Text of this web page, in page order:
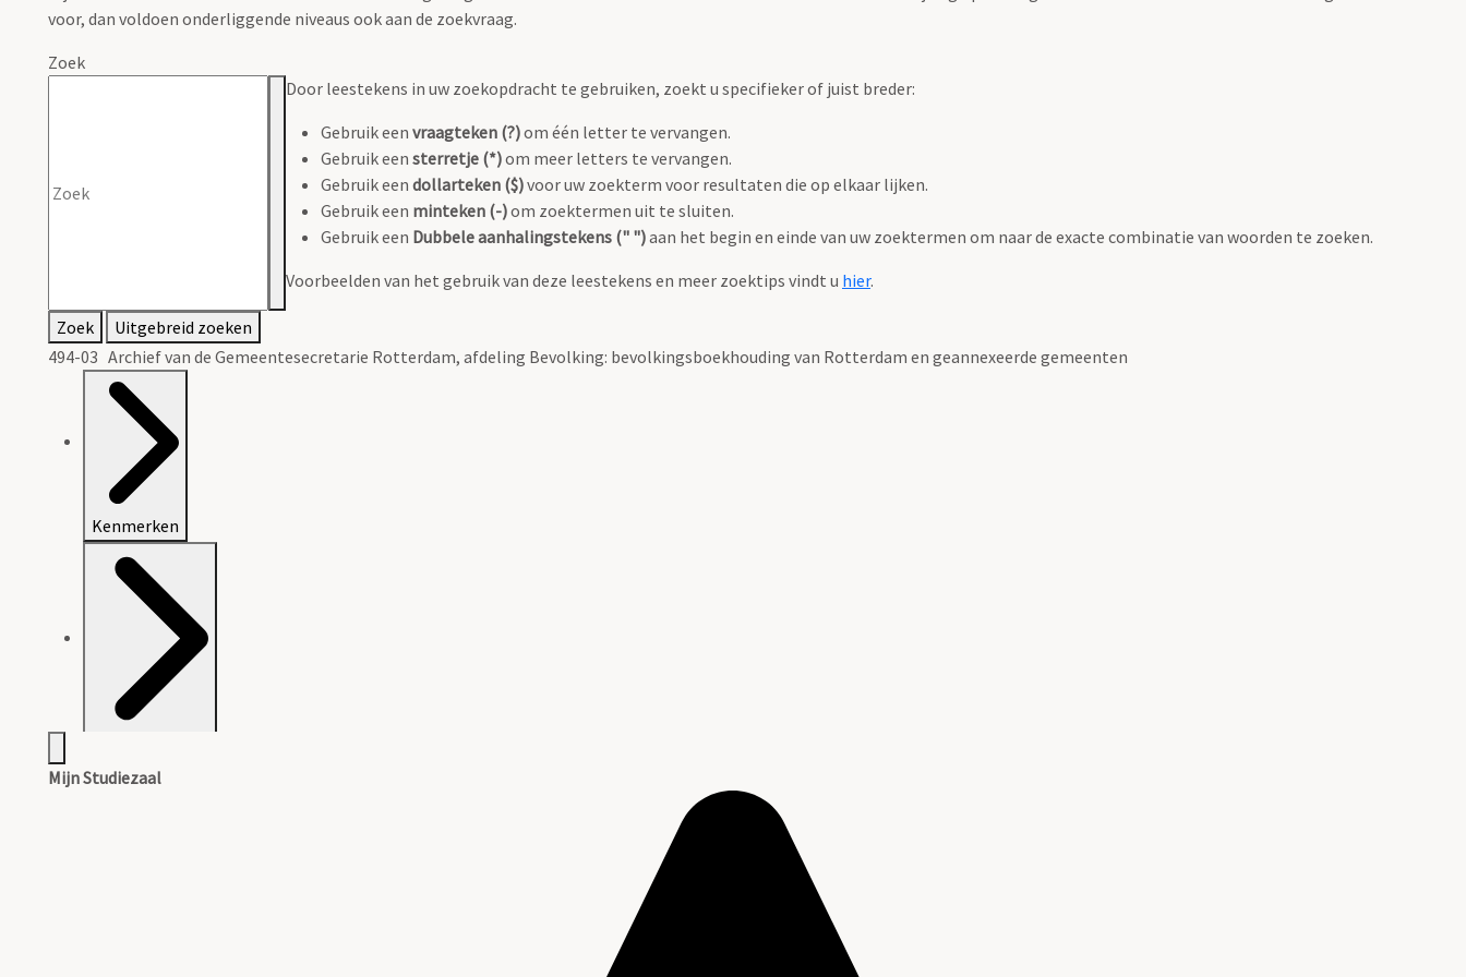
voor, dan voldoen onderliggende niveaus ook aan de zoekvraag.
Zoek
Door leestekens in uw zoekopdracht te gebruiken, zoekt u specifieker of juist breder:
Gebruik een vraagteken (?)om één letter te vervangen.
Gebruik een sterretje (*)om meer letters te vervangen.
Gebruik een dollarteken ($)voor uw zoekterm voor resultaten die op elkaar lijken.
Gebruik een minteken (-)om zoektermen uit te sluiten.
Gebruik een Dubbele aanhalingstekens (" ")aan het begin en einde van uw zoektermen om naar de exacte combinatie van woorden te zoeken.
Voorbeelden van het gebruik van deze leestekens en meer zoektips vindt u hier.
Zoek
Uitgebreid zoeken
494-03 Archief van de Gemeentesecretarie Rotterdam, afdeling Bevolking: bevolkingsboekhouding van Rotterdam en geannexeerde gemeenten
Kenmerken
Mijn Studiezaal